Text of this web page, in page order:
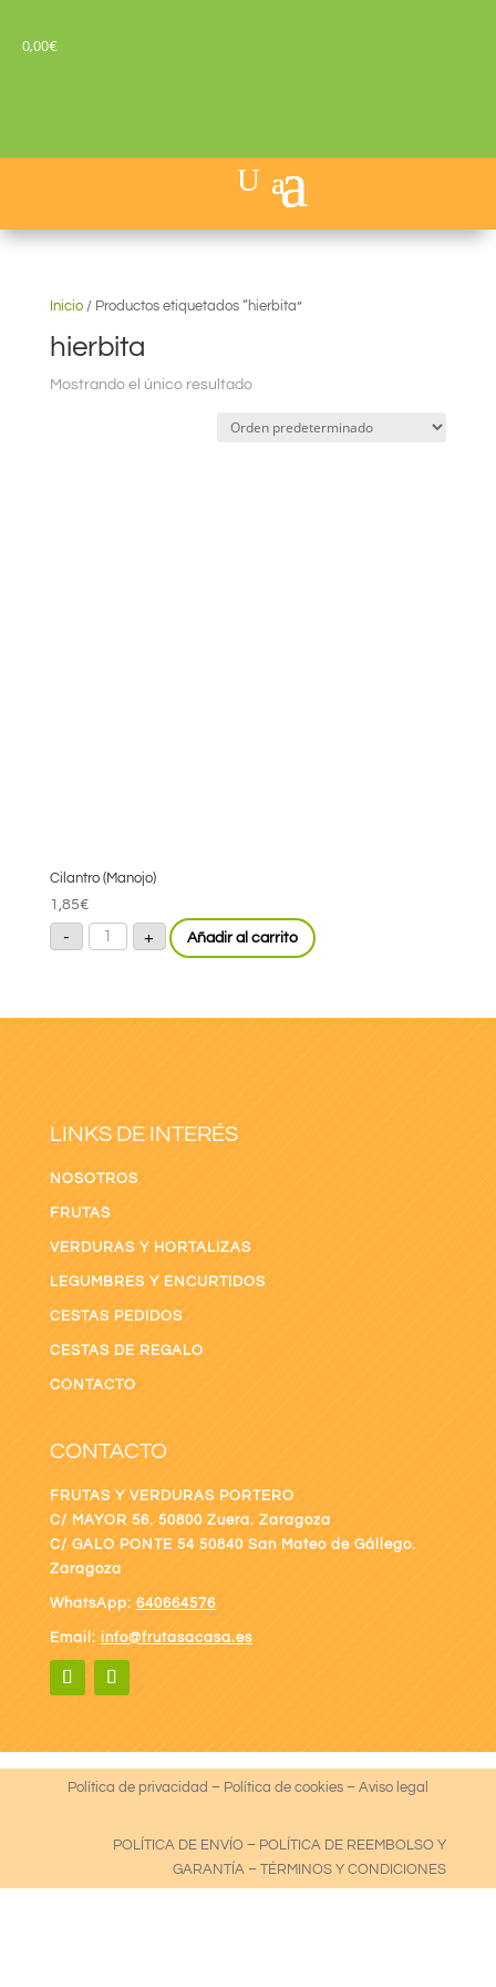
0,00€
Inicio/ Productos etiquetados “hierbita”
hierbita
Mostrando el único resultado
Cilantro (Manojo)
1,85€
-
Cilantro
(Manojo)
+ Añadir al carrito
LINKS DE INTERÉS
NOSOTROS
FRUTAS
VERDURAS Y HORTALIZAS
LEGUMBRES Y ENCURTIDOS
CESTAS PEDIDOS
CESTAS DE REGALO
CONTACTO
CONTACTO
FRUTAS Y VERDURAS PORTERO
C/ MAYOR 56. 50800 Zuera. Zaragoza
C/ GALO PONTE 54 50840 San Mateo de Gállego.
Zaragoza
WhatsApp: 640664576
Email: info@frutasacasa.es
Política de privacidad – Política de cookies– Aviso legal
POLÍTICA DE ENVÍO – POLÍTICA DE REEMBOLSO Y
GARANTÍA –TÉRMINOS Y CONDICIONES